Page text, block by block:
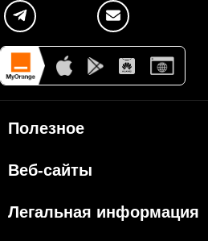
Полезное
Веб-сайты